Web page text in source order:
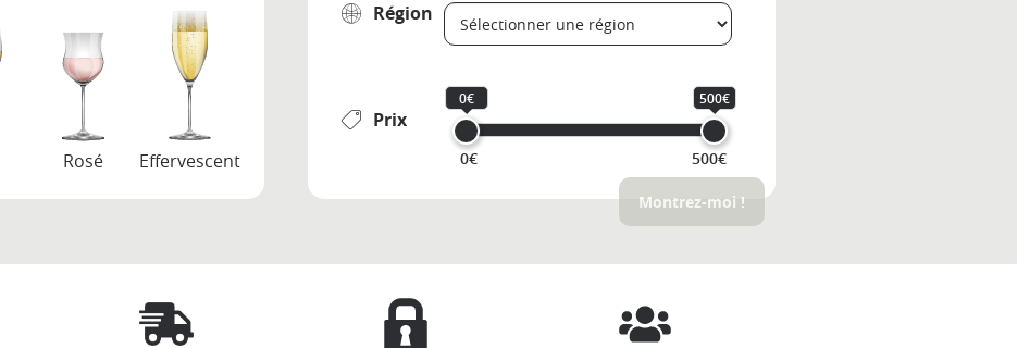
Rosé Effervescent
Région
Prix
0€ 500€
0€ 500€
Montrez-moi !